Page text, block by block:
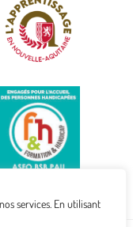
services. En utilisant